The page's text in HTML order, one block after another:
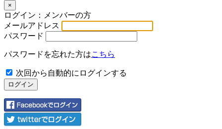
×
ログイン：メンバーの方
メールアドレス
パスワード
パスワードを忘れた方はこちら
次回から自動的にログインする